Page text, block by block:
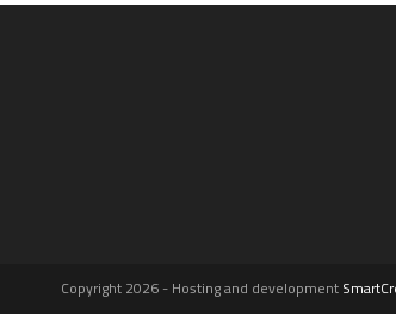
Copyright 2026 - Hosting and development